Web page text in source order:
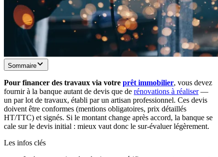
Sommaire
Pour financer des travaux via votre prêt immobilier, vous devez
fournir à la banque autant de devis que de rénovations à réaliser—
un par lot de travaux, établi par un artisan professionnel. Ces devis
doivent être conformes (mentions obligatoires, prix détaillés
HT/TTC) et signés. Si le montant change après accord, la banque se
cale sur le devis initial : mieux vaut donc le sur-évaluer légèrement.
Les infos clés